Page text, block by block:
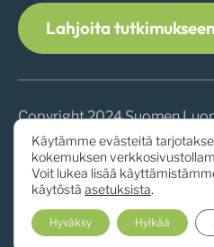
Lahjoita tutkimukseen
Copyright 2024 Suomen
Tutkimussäätiö
Käytämme evästeitä
kokemuksen
Voit lukea lisää
käytöstä asetuksista.
Hyväksy Hylkää